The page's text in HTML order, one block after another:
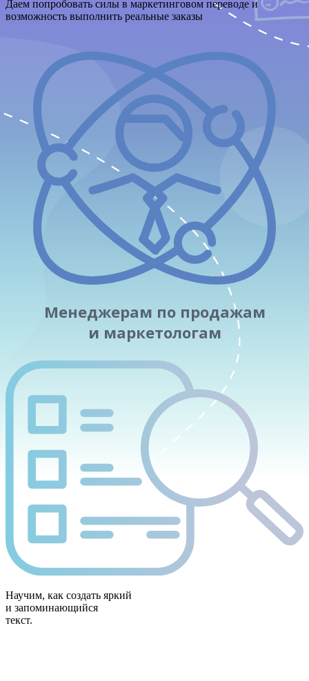
Даем попробовать силы в маркетинговом переводе и
возможность выполнить реальные заказы
Менеджерам по продажам
и маркетологам
Научим, как создать яркий
и запоминающийся
текст.